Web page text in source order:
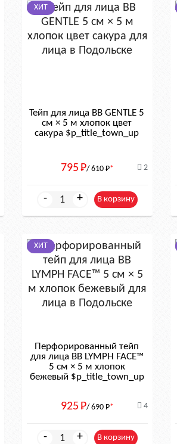
ХИТ
Тейп для лица BB GENTLE 5
см × 5 м хлопок цвет
сакура $р_title_town_up
795 Р/ 610 Р* 2
- + В корзину
ХИТ
Перфорированный тейп
для лица BB LYMPH FACE™
5 см × 5 м хлопок
бежевый $р_title_town_up
925 Р/ 690 Р* 4
- + В корзину